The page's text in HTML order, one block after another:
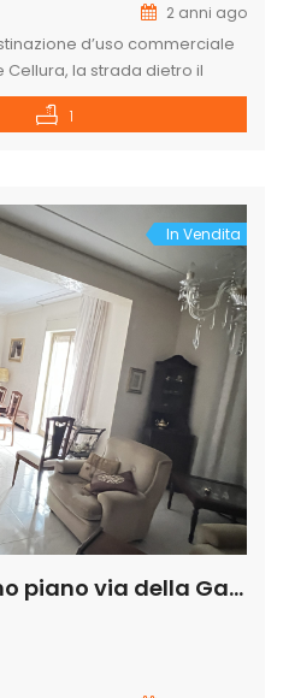
2 anni ago
d’uso commerciale
Cellura, la strada dietro il
con atrio al centro scoperto
atro lo rendono unico
1
In Vendita
Appartamento primo piano via della Gancia